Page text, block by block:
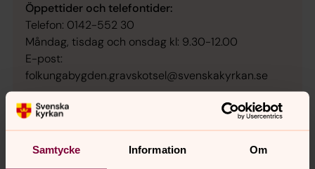
Samtycke Information Om
Öppettider och telefontider:
Telefon: 0142-552 30
Måndag, tisdag och onsdag kl: 9.30-12.00
E-post:
folkungabygden.gravskotsel@svenskakyrkan.se
Besöksadress: Högliden 13 (Mjölby kyrkogård)
Postadress: Folkungabygdens pastorat
Skänningevägen 10 595 43 Mjölby